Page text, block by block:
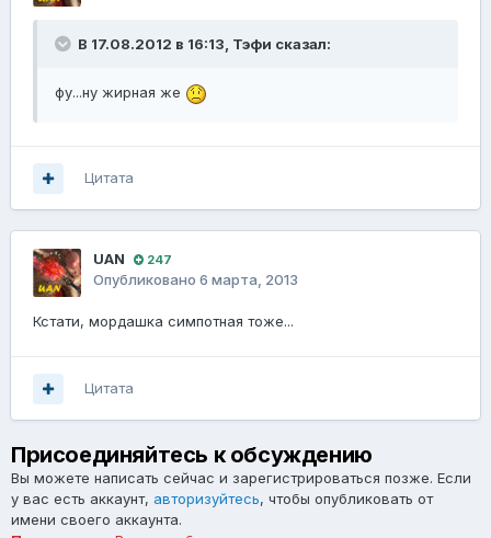
В 17.08.2012 в 16:13, Тэфи сказал:
фу...ну жирная же
Цитата
UAN 247
Опубликовано 6 марта, 2013
Кстати, мордашка симпотная тоже...
Цитата
Присоединяйтесь к обсуждению
Вы можете написать сейчас и зарегистрироваться позже. Если
у вас есть аккаунт, авторизуйтесь, чтобы опубликовать от
имени своего аккаунта.